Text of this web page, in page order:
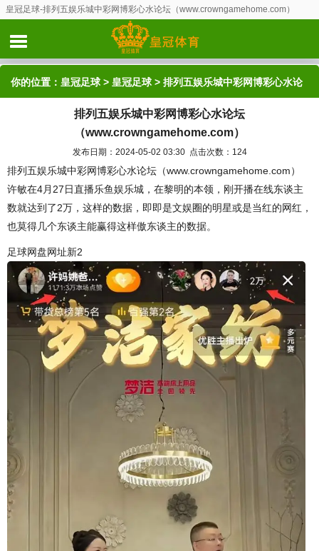
皇冠足球-排列五娱乐城中彩网博彩心水论坛（www.crowngamehome.com）
你的位置： 皇冠足球 > 皇冠足球 > 排列五娱乐城中彩网博彩心水论
坛（www.crowngamehome.com）
排列五娱乐城中彩网博彩心水论坛
（www.crowngamehome.com）
发布日期：2024-05-02 03:30 点击次数：124
排列五娱乐城中彩网博彩心水论坛（www.crowngamehome.com）
许敏在4月27日直播乐鱼娱乐城，在黎明的本领，刚开播在线东谈主
数就达到了2万，这样的数据，即即是文娱圈的明星或是当红的网红，
也莫得几个东谈主能赢得这样傲东谈主的数据。
足球网盘网址新2